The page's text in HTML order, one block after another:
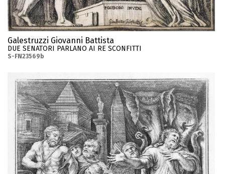
Galestruzzi Giovanni Battista
DUE SENATORI PARLANO AI RE SCONFITTI
S-FN23569b